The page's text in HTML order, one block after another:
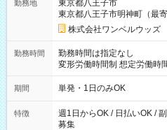
勤務地
東京都八王子市
東京都八王子市明神町（最
株式会社ワンベルウッズ
勤務時間
勤務時間は指定なし
変形労働時間制 想定労働時間160時間/月 【
～21：00
期間 単発・1日のみOK
特徴
週1日からOK / 日払いOK /
募集